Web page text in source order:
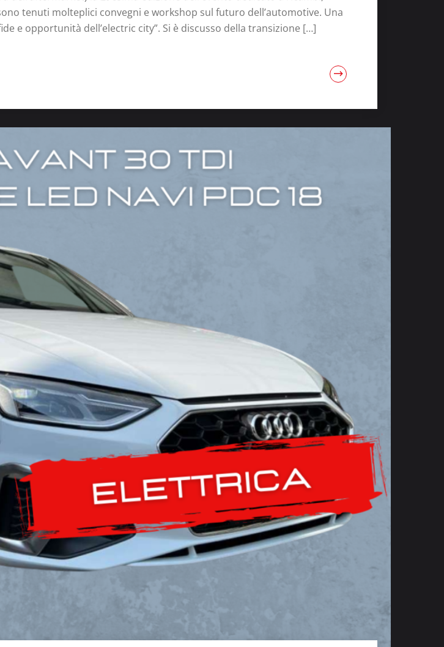
tenuti molteplici convegni e workshop sul futuro dell’automotive. Una
e opportunità dell’electric city”. Si è discusso della transizione […]